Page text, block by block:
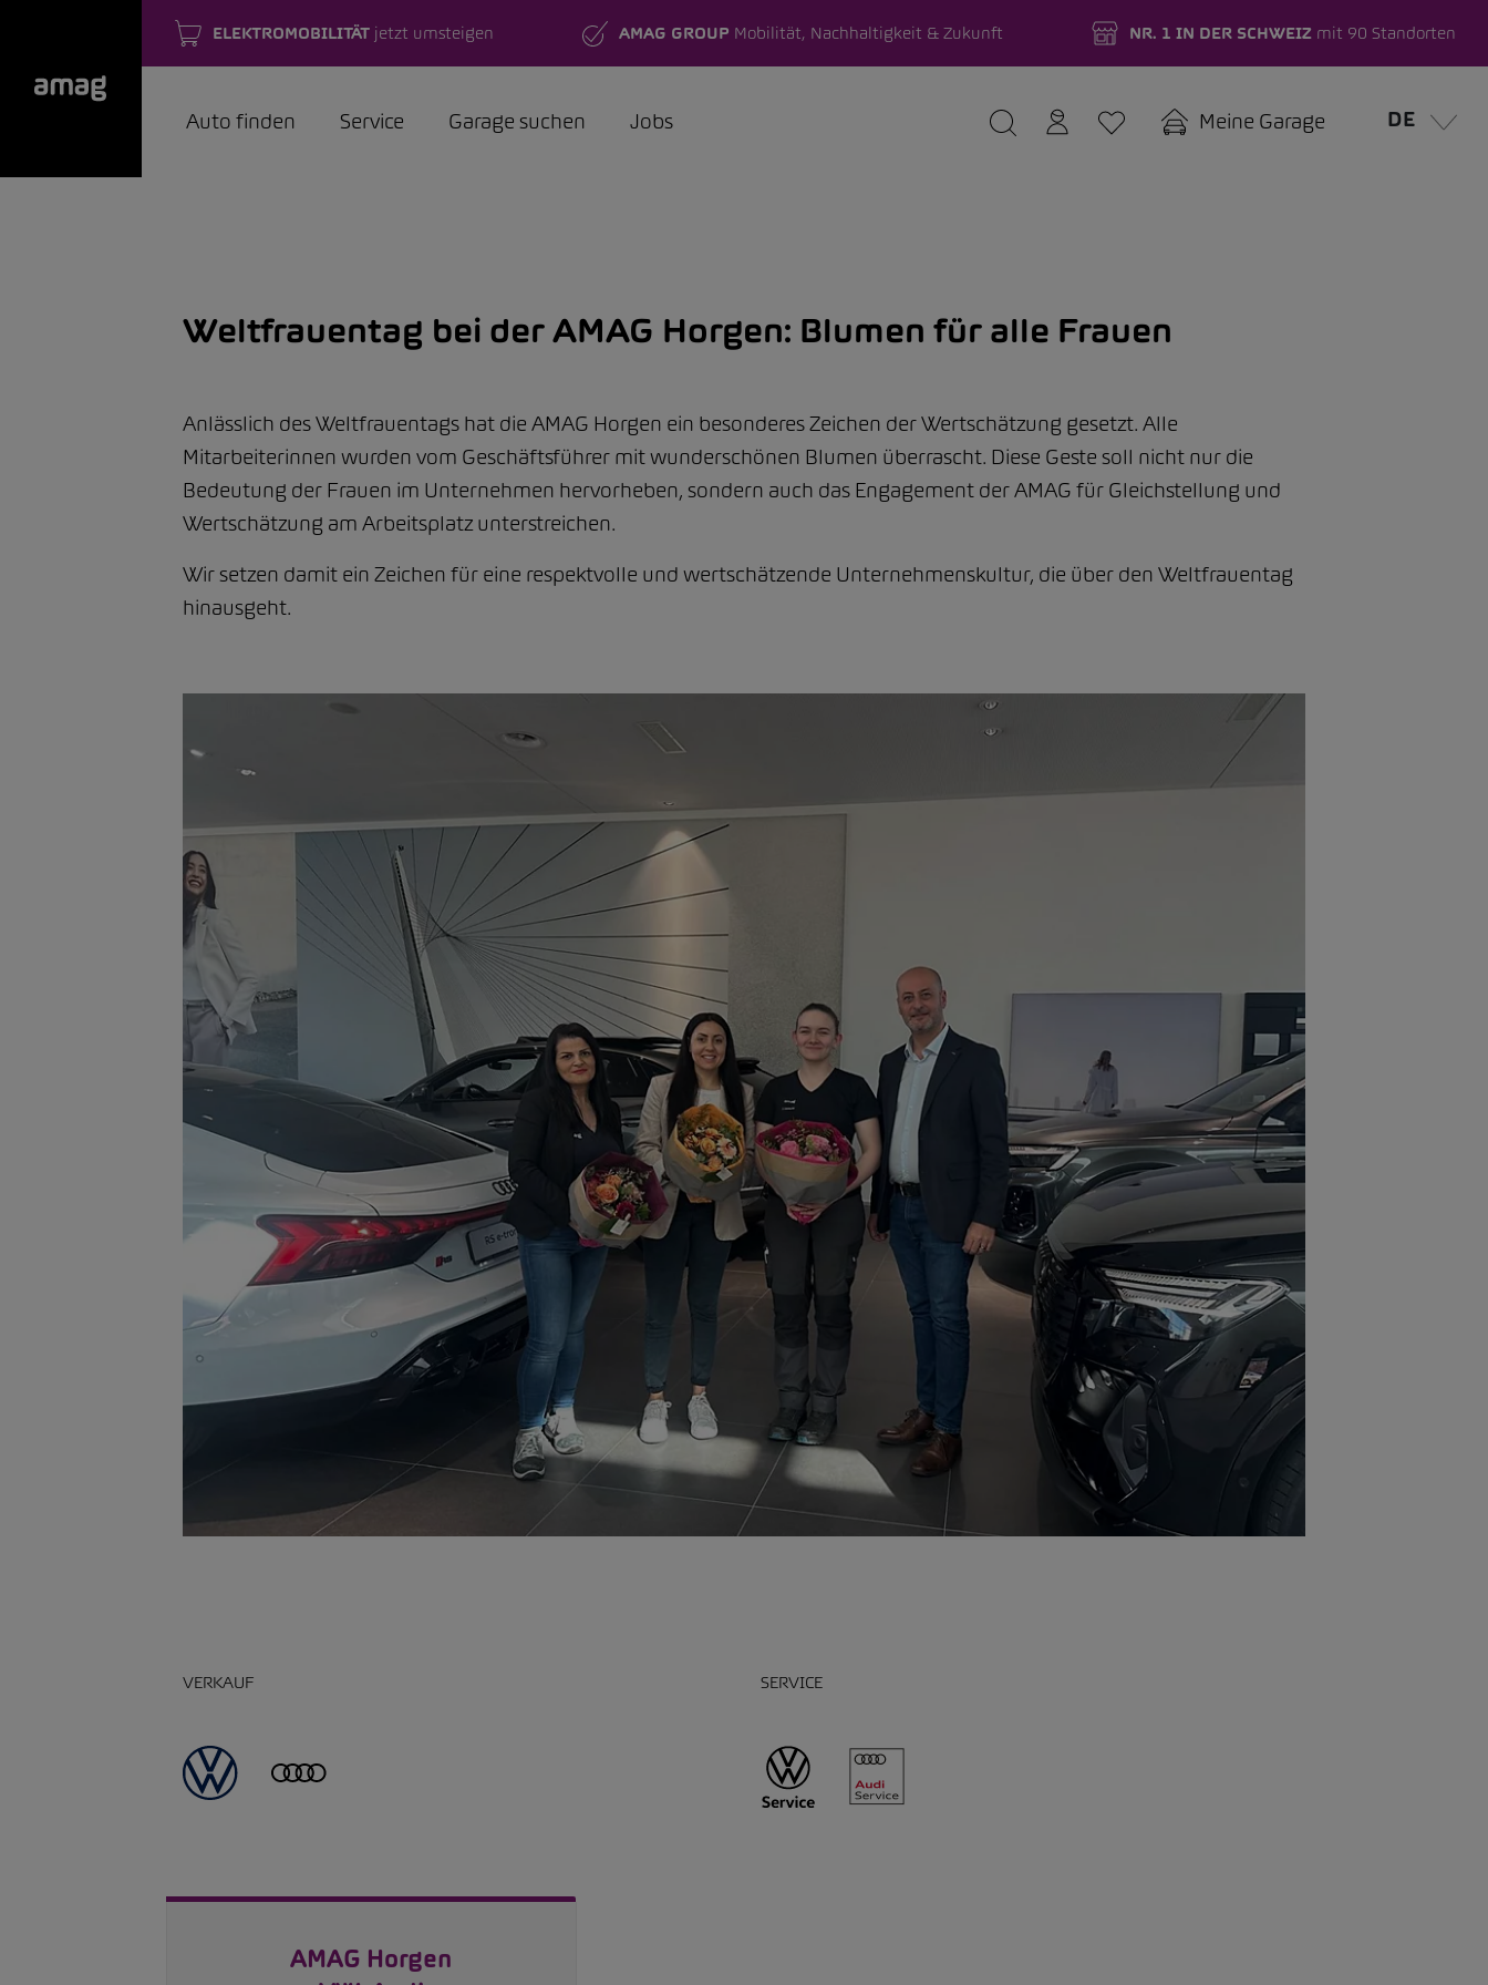
ELEKTROMOBILITÄTjetzt umsteigen AMAG GROUP Mobilität, Nachhaltigkeit & Zukunft NR. 1 IN DER SCHWEIZmit 90 Standorten
Auto finden Service Garage suchen Jobs Meine Garage DE
Weltfrauentag bei der AMAG Horgen: Blumen für alle Frauen
Anlässlich des Weltfrauentags hat die AMAG Horgen ein besonderes Zeichen der Wertschätzung gesetzt. Alle
Mitarbeiterinnen wurden vom Geschäftsführer mit wunderschönen Blumen überrascht. Diese Geste soll nicht nur die
Bedeutung der Frauen im Unternehmen hervorheben, sondern auch das Engagement der AMAG für Gleichstellung und
Wertschätzung am Arbeitsplatz unterstreichen.
Wir setzen damit ein Zeichen für eine respektvolle und wertschätzende Unternehmenskultur, die über den Weltfrauentag
hinausgeht.
VERKAUF SERVICE
AMAG Horgen